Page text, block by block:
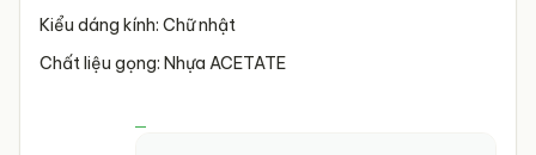
Kiểu dáng kính: Chữ nhật
Chất liệu gọng: Nhựa ACETATE